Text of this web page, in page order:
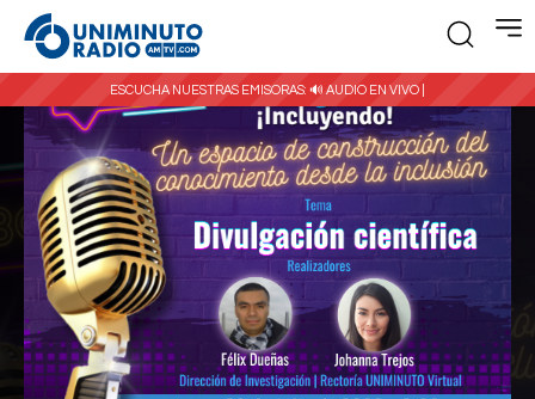
ESCUCHA NUESTRAS EMISORAS: 🔊 AUDIO EN VIVO |